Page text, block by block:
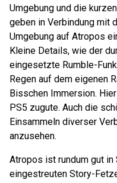
Umgebung und die
geben in Verbindung mit
Umgebung auf Atropos
Kleine Details, wie der
eingesetzte Rumble-
Regen auf dem eigenen
Bisschen Immersion.
PS5 zugute. Auch die
Einsammeln diverser
anzusehen.
Atropos ist rundum gut
eingestreuten Story-